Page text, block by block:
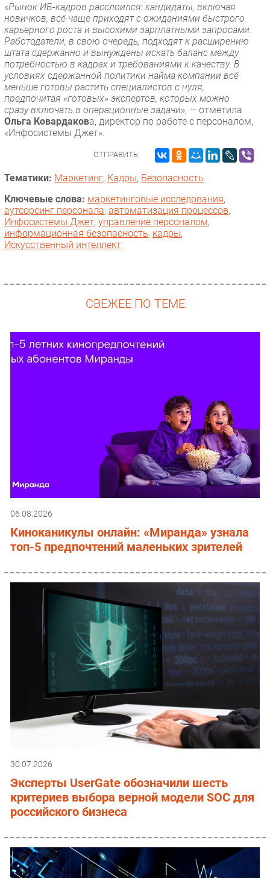
«Рынок ИБ-кадров расслоился: кандидаты, включая
новичков, всё чаще приходят с ожиданиями быстрого
карьерного роста и высокими зарплатными запросами.
Работодатели, в свою очередь, подходят к расширению
штата сдержанно и вынуждены искать баланс между
потребностью в кадрах и требованиями к качеству. В
условиях сдержанной политики найма компании всё
меньше готовы растить специалистов с нуля,
предпочитая «готовых» экспертов, которых можно
сразу включать в операционные задачи», — отметила
Ольга Ковардакова, директор по работе с персоналом,
«Инфосистемы Джет».
ОТПРАВИТЬ:
Тематики: Маркетинг, Кадры, Безопасность
Ключевые слова: маркетинговые исследования,
аутсорсинг персонала, автоматизация процессов,
Инфосистемы Джет, управление персоналом,
информационная безопасность, кадры,
Искусственный интеллект
СВЕЖЕЕ ПО ТЕМЕ
06.08.2026
Киноканикулы онлайн: «Миранда» узнала
топ-5 предпочтений маленьких зрителей
30.07.2026
Эксперты UserGate обозначили шесть
критериев выбора верной модели SOC для
российского бизнеса